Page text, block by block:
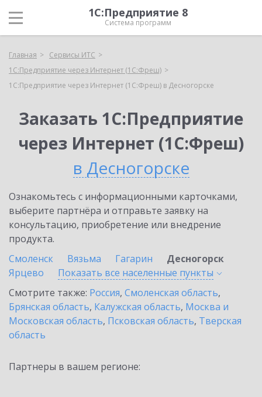
1С:Предприятие 8
Система программ
Главная
Сервисы ИТС
1С:Предприятие через Интернет (1С:Фреш)
1С:Предприятие через Интернет (1С:Фреш) в Десногорске
Заказать 1С:Предприятие
через Интернет (1С:Фреш)
в Десногорске
Ознакомьтесь с информационными карточками,
выберите партнёра и отправьте заявку на
консультацию, приобретение или внедрение
продукта.
Смоленск
Вязьма Гагарин
Десногорск
Ярцево
Показать все населенные пункты
Смотрите также: Россия, Смоленская область,
Брянская область, Калужская область, Москва и
Московская область, Псковская область, Тверская
область
Партнеры в вашем регионе: